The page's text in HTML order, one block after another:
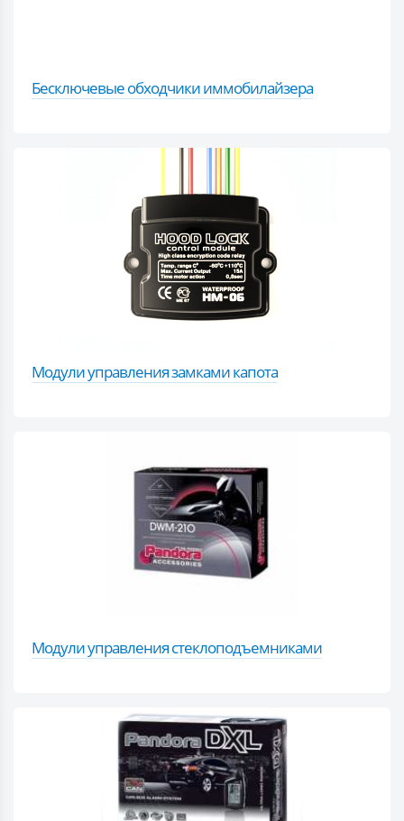
Бесключевые обходчики иммобилайзера
Модули управления замками капота
Модули управления стеклоподъемниками